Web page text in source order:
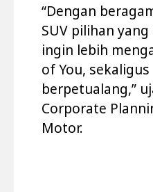
“Dengan
SUV pilihan
ingin lebih
of You,
berpetualang,”
Corporate
Motor.